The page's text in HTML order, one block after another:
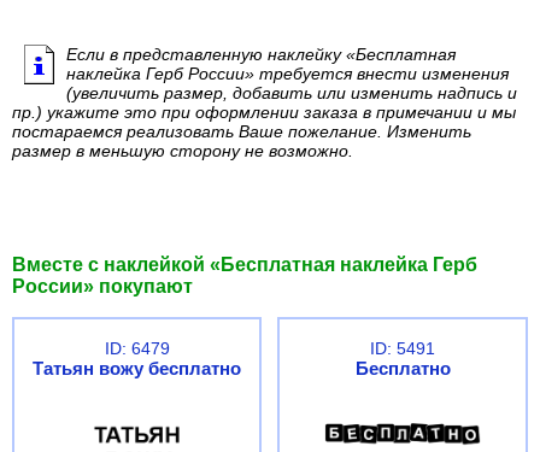
Если в представленную наклейку «Бесплатная
наклейка Герб России» требуется внести изменения
(увеличить размер, добавить или изменить надпись и
пр.) укажите это при оформлении заказа в примечании и мы
постараемся реализовать Ваше пожелание. Изменить
размер в меньшую сторону не возможно.
Вместе с наклейкой «Бесплатная наклейка Герб
России» покупают
ID: 6479
Татьян вожу бесплатно
ID: 5491
Бесплатно